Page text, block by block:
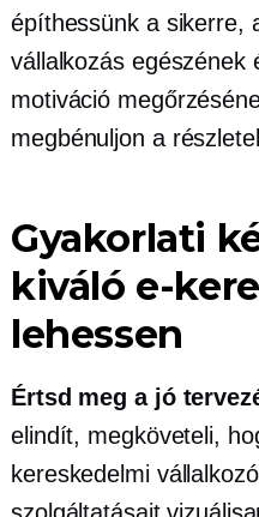
építhessünk a sikerre,
vállalkozás egészének
motiváció
megbénuljon a
Gyakorlati
kiváló e-
lehessen
Értsd meg a jó
elindít, megköveteli,
kereskedelmi